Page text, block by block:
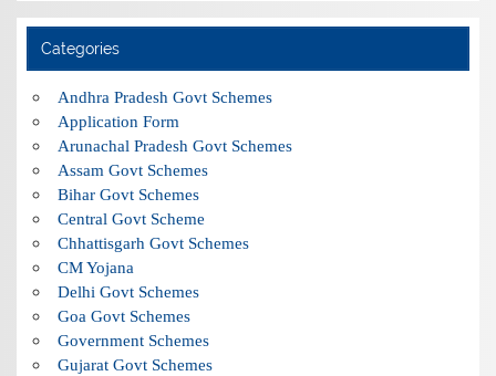
Categories
Andhra Pradesh Govt Schemes
Application Form
Arunachal Pradesh Govt Schemes
Assam Govt Schemes
Bihar Govt Schemes
Central Govt Scheme
Chhattisgarh Govt Schemes
CM Yojana
Delhi Govt Schemes
Goa Govt Schemes
Government Schemes
Gujarat Govt Schemes